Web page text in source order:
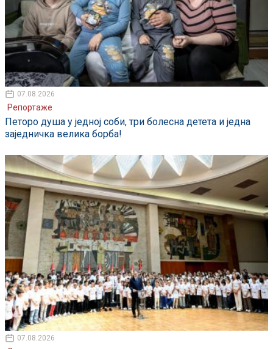
07.08.2026
Репортаже
Петоро душа у једној соби, три болесна детета и једна
заједничка велика борба!
07.08.2026